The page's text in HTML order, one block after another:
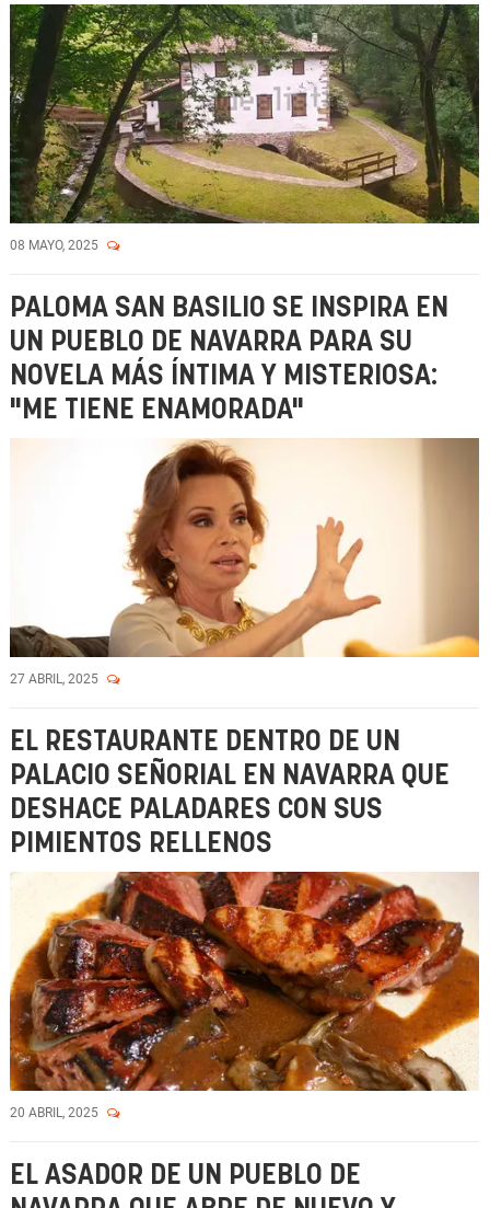
08 MAYO, 2025
PALOMA SAN BASILIO SE INSPIRA EN
UN PUEBLO DE NAVARRA PARA SU
NOVELA MÁS ÍNTIMA Y MISTERIOSA:
"ME TIENE ENAMORADA"
27 ABRIL, 2025
EL RESTAURANTE DENTRO DE UN
PALACIO SEÑORIAL EN NAVARRA QUE
DESHACE PALADARES CON SUS
PIMIENTOS RELLENOS
20 ABRIL, 2025
EL ASADOR DE UN PUEBLO DE